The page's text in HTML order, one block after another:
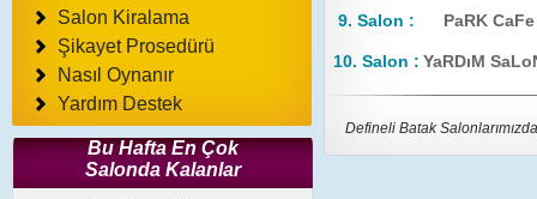
Salon Kiralama
Şikayet Prosedürü
Nasıl Oynanır
Yardım Destek
Bu Hafta En Çok
Salonda Kalanlar
9. Salon : PaRK CaFe
10. Salon : YaRDıM
Defineli Batak